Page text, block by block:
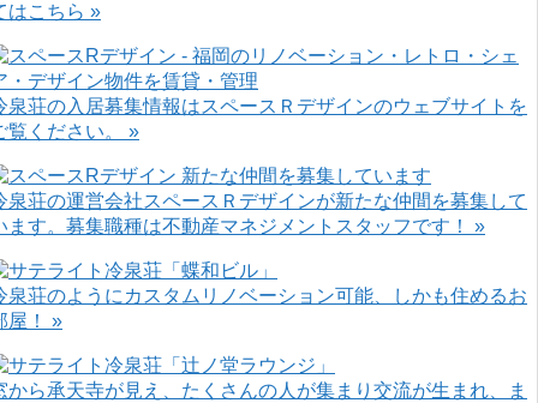
はこちら »
泉荘の入居募集情報はスペースＲデザインのウェブサイトを
覧ください。 »
泉荘の運営会社スペースＲデザインが新たな仲間を募集して
ます。募集職種は不動産マネジメントスタッフです！ »
泉荘のようにカスタムリノベーション可能、しかも住めるお
屋！ »
から承天寺が見え、たくさんの人が集まり交流が生まれ、ま